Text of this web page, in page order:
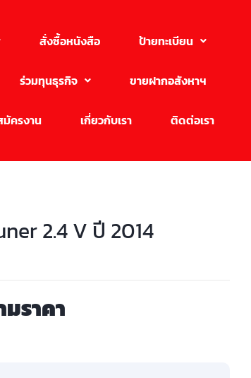
สั่งซื้อหนังสือ ป้ายทะเบียน
ร่วมทุนธุรกิจ ขายฝากอสังหาฯ
มัครงาน เกี่ยวกับเรา ติดต่อเรา
2.4 V ปี 2014
ราคา